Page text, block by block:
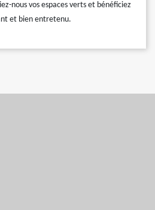
nous vos espaces verts et bénéficiez
et bien entretenu.